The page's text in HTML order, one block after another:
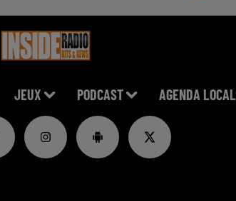
JEUX PODCAST AGENDA LOCAL